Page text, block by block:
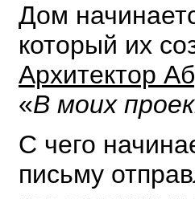
Дом
который их
Архитектор
«В моих
С чего
письму